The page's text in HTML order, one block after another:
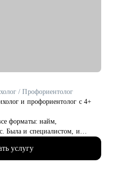
/ Профориентолог
и профориентолог с 4+
форматы: найм,
Была и специалистом, и
про плюсы и минусы
фундаментальное
услугу